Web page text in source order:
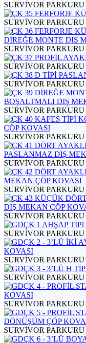
SURVİVOR PARKURU
SURVİVOR PARKURU
SURVİVOR PARKURU
SURVİVOR PARKURU
SURVİVOR PARKURU
SURVİVOR PARKURU
SURVİVOR PARKURU
SURVİVOR PARKURU
SURVİVOR PARKURU
SURVİVOR PARKURU
SURVİVOR PARKURU
SURVİVOR PARKURU
SURVİVOR PARKURU
SURVİVOR PARKURU
SURVİVOR PARKURU